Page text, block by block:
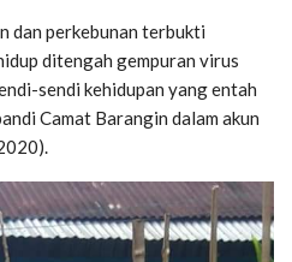
dan perkebunan terbukti
ditengah gempuran virus
sendi kehidupan yang entah
Camat Barangin dalam akun